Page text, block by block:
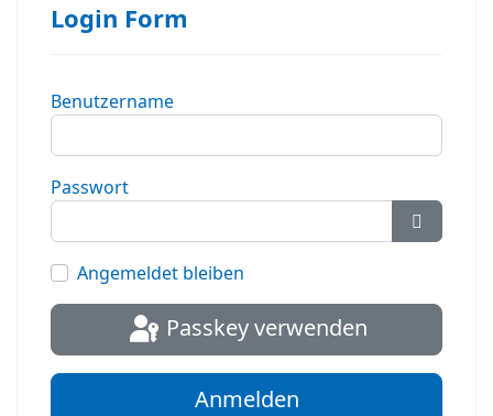
Login Form
Benutzername
Passwort
Angemeldet bleiben
Passkey verwenden
Anmelden